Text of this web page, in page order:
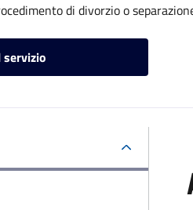
di divorzio o
servizio